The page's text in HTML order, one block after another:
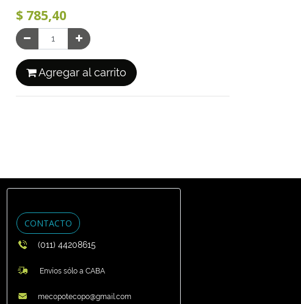
$ 785,40
Agregar al carrito
CONTACTO
(011) 44208615
Envíos sólo a CABA
mecopotecopo@gmail.com